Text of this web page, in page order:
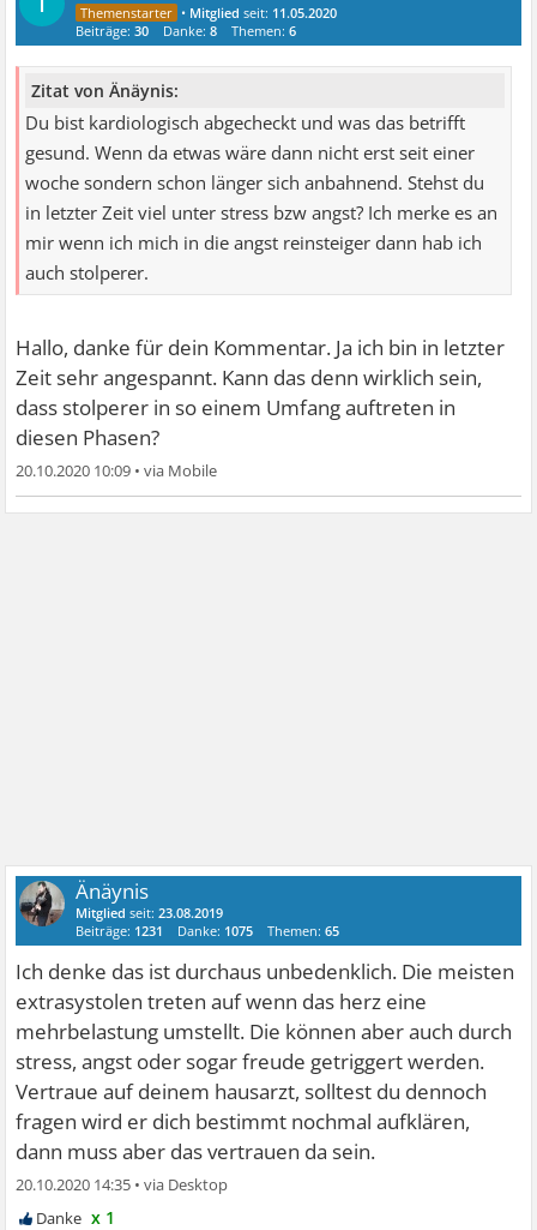
• Mitglied seit: 11.05.2020
Beiträge:30 Danke:8 Themen:6
Zitat von Änäynis:
Du bist kardiologisch abgecheckt und was das betrifft
gesund. Wenn da etwas wäre dann nicht erst seit einer
woche sondern schon länger sich anbahnend. Stehst du
in letzter Zeit viel unter stress bzw angst? Ich merke es an
mir wenn ich mich in die angst reinsteiger dann hab ich
auch stolperer.
Hallo, danke für dein Kommentar. Ja ich bin in letzter
Zeit sehr angespannt. Kann das denn wirklich sein,
dass stolperer in so einem Umfang auftreten in
diesen Phasen?
20.10.2020 10:09 •
Änäynis
Mitglied seit:23.08.2019
Beiträge: 1231 Danke: 1075 Themen:65
Ich denke das ist durchaus unbedenklich. Die meisten
extrasystolen treten auf wenn das herz eine
mehrbelastung umstellt. Die können aber auch durch
stress, angst oder sogar freude getriggert werden.
Vertraue auf deinem hausarzt, solltest du dennoch
fragen wird er dich bestimmt nochmal aufklären,
dann muss aber das vertrauen da sein.
20.10.2020 14:35 •
x 1